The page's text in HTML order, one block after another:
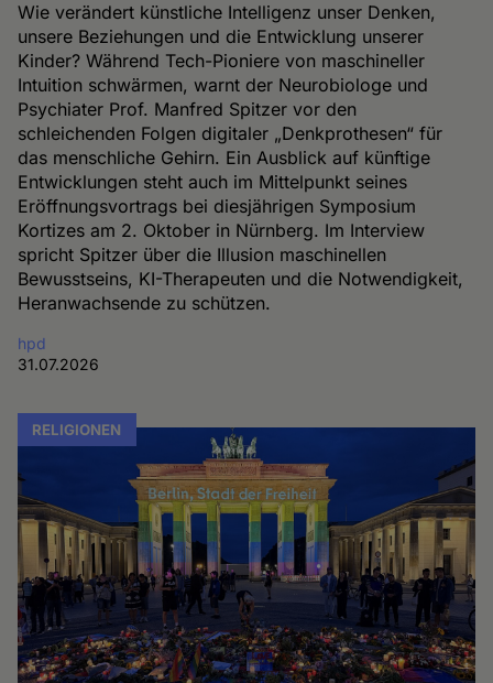
Wie verändert künstliche Intelligenz unser Denken,
unsere Beziehungen und die Entwicklung unserer
Kinder? Während Tech-Pioniere von maschineller
Intuition schwärmen, warnt der Neurobiologe und
Psychiater Prof. Manfred Spitzer vor den
schleichenden Folgen digitaler „Denkprothesen“ für
das menschliche Gehirn. Ein Ausblick auf künftige
Entwicklungen steht auch im Mittelpunkt seines
Eröffnungsvortrags bei diesjährigen Symposium
Kortizes am 2. Oktober in Nürnberg. Im Interview
spricht Spitzer über die Illusion maschinellen
Bewusstseins, KI-Therapeuten und die Notwendigkeit,
Heranwachsende zu schützen.
hpd
31.07.2026
RELIGIONEN